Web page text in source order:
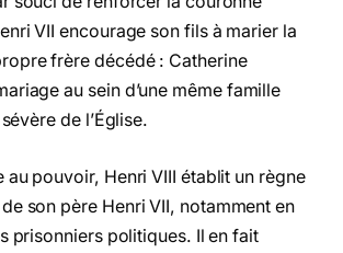
VII encourage son fils à marier la
frère décédé : Catherine
au sein d’une même famille
de l’Église.
au pouvoir, Henri VIII établit un règne
son père Henri VII, notamment en
prisonniers politiques. Il en fait